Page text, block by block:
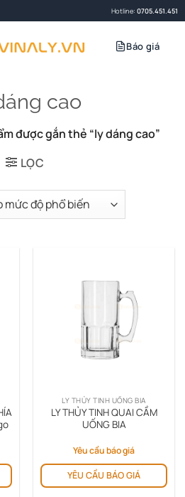
Hotline: 0705.451.451
Báo giá
cao
được gắn thẻ “ly dáng cao”
LỌC
LY THỦY TINH UỐNG BIA
LY THỦY TINH QUAI CẦM
UỐNG BIA
Yêu cầu báo giá
YÊU CẦU BÁO GIÁ